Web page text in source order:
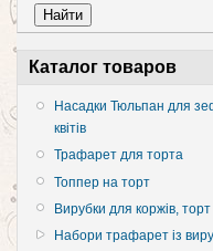
Каталог товаров
Насадки Тюльпан для
квітів
Трафарет для торта
Топпер на торт
Вирубки для коржів,
Набори трафарет із